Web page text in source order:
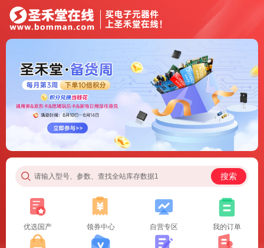
请输入型号、参数、查找全站库存数据1 搜索
优选国产 领券中心 自营专区 我的订单